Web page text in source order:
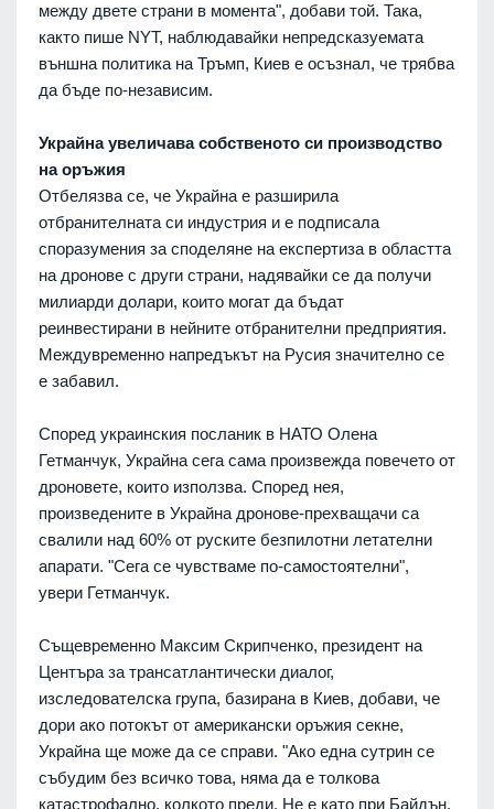
между двете страни в момента", добави той. Така,
както пише NYT, наблюдавайки непредсказуемата
външна политика на Тръмп, Киев е осъзнал, че трябва
да бъде по-независим.
Украйна увеличава собственото си производство
на оръжия
Отбелязва се, че Украйна е разширила
отбранителната си индустрия и е подписала
споразумения за споделяне на експертиза в областта
на дронове с други страни, надявайки се да получи
милиарди долари, които могат да бъдат
реинвестирани в нейните отбранителни предприятия.
Междувременно напредъкът на Русия значително се
е забавил.
Според украинския посланик в НАТО Олена
Гетманчук, Украйна сега сама произвежда повечето от
дроновете, които използва. Според нея,
произведените в Украйна дронове-прехващачи са
свалили над 60% от руските безпилотни летателни
апарати. "Сега се чувстваме по-самостоятелни",
увери Гетманчук.
Същевременно Максим Скрипченко, президент на
Центъра за трансатлантически диалог,
изследователска група, базирана в Киев, добави, че
дори ако потокът от американски оръжия секне,
Украйна ще може да се справи. "Ако една сутрин се
събудим без всичко това, няма да е толкова
катастрофално, колкото преди. Не е като при Байдън,